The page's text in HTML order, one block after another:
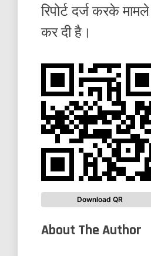
रिपोर्ट दर्ज करके
कर दी है।
Download QR
About The Author